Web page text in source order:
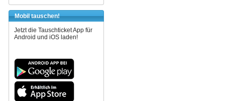
Mobil tauschen!
Jetzt die Tauschticket App für
Android und iOS laden!